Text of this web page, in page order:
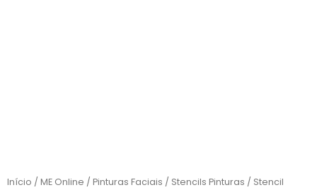
Início / ME Online / Pinturas Faciais / Stencils Pinturas / Stencil